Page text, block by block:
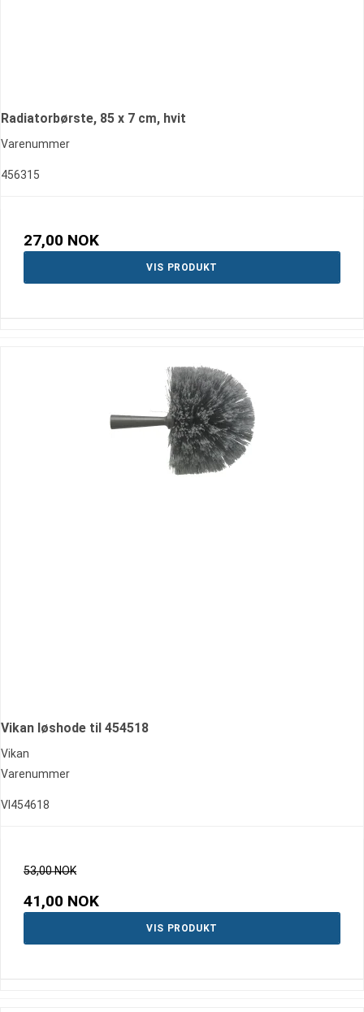
Radiatorbørste, 85 x 7 cm, hvit
Varenummer
456315
27,00 NOK
VIS PRODUKT
Vikan løshode til 454518
Vikan
Varenummer
VI454618
53,00 NOK
41,00 NOK
VIS PRODUKT